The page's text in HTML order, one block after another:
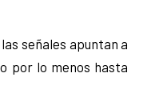
señales apuntan a
por lo menos hasta